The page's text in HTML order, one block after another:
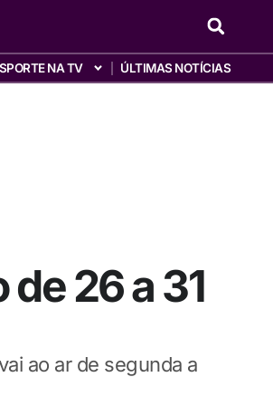
NA TV ÚLTIMAS NOTÍCIAS
26 a 31
ao ar de segunda a